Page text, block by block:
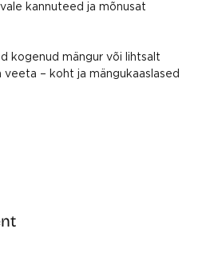
kannuteed ja mõnusat
kogenud mängur või lihtsalt
– koht ja mängukaaslased